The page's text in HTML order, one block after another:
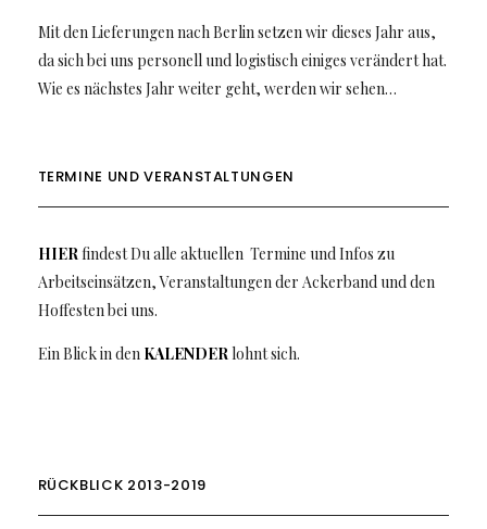
Mit den Lieferungen nach Berlin setzen wir dieses Jahr aus,
da sich bei uns personell und logistisch einiges verändert hat.
Wie es nächstes Jahr weiter geht, werden wir sehen…
TERMINE UND VERANSTALTUNGEN
HIER findest Du alle aktuellen Termine und Infos zu
Arbeitseinsätzen, Veranstaltungen der Ackerband und den
Hoffesten bei uns.
Ein Blick in den KALENDER lohnt sich.
RÜCKBLICK 2013-2019